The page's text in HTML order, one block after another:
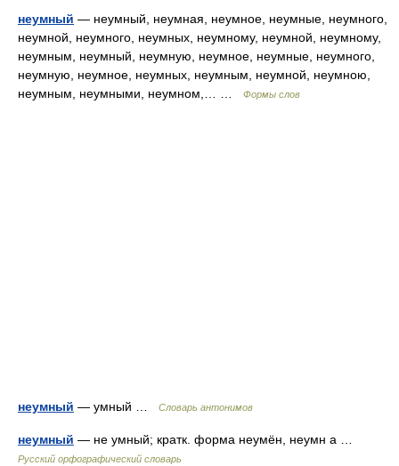
неумный — неумный, неумная, неумное, неумные, неумного,
неумной, неумного, неумных, неумному, неумной, неумному,
неумным, неумный, неумную, неумное, неумные, неумного,
неумную, неумное, неумных, неумным, неумной, неумною,
неумным, неумными, неумном,… …
Формы слов
неумный — умный … Словарь антонимов
неумный — не умный; кратк. форма неумён, неумн а …
Русский орфографический словарь